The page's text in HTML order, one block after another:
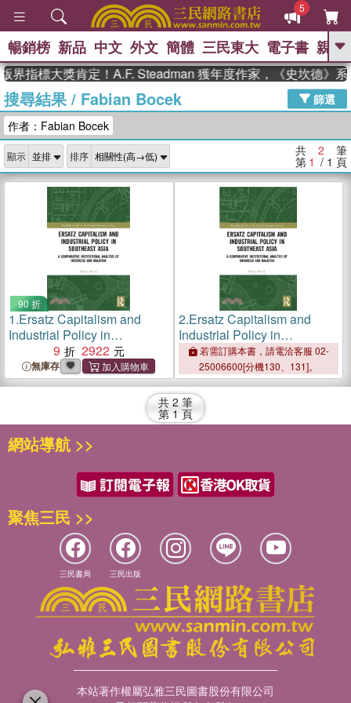
5
GO
熱搜： The Odyssey 、
父親節 、 如果歷史是一群喵 、 暑期
念華 、 台灣的李登輝時代 、 數學女
孩：黎曼猜想
偉大的迷走神經
暢銷榜 新品 中文 外文 簡體 三民東大 電子書 親子
界指標大獎肯定！A.F. Steadman 獲年度作家，《史坎德》
搜尋結果/ Fabian Bocek
篩選
作者：Fabian Bocek
顯示 排序 共 2 筆
第 1 / 1 頁
90 折
1.Ersatz Capitalism and
Industrial Policy in
Southeast Asia: A
Comparative Institutional
Analysis of Indonesia and
9 2922
無庫存
2.Ersatz Capitalism and
Industrial Policy in
Southeast Asia：A
Comparative Institutional
Analysis of Indonesia and
Malaysia
若需訂購本書，請電洽客服 02-
25006600[分機130、131]。
共 2 筆
第 1 頁
網站導航 >>
聚焦三民 >>
三民書局 三民出版
本站著作權屬弘雅三民圖書股份有限公司